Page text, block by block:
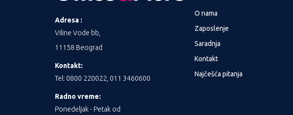
Adresa :
Viline Vode bb,
11158 Beograd
Kontakt:
Tel: 0800 220022, 011 3460600
Radno vreme:
Ponedeljak - Petak od
O nama
Zaposlenje
Saradnja
Kontakt
Najčešća pitanja